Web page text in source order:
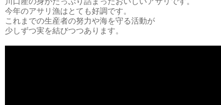
今年のアサリ漁はとても好調です。
これまでの生産者の努力や海を守る活動が
少しずつ実を結びつつあります。